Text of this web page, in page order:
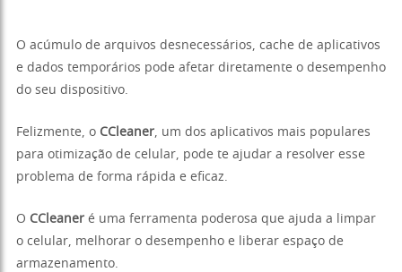
O acúmulo de arquivos desnecessários, cache de aplicativos
e dados temporários pode afetar diretamente o desempenho
do seu dispositivo.
Felizmente, o CCleaner, um dos aplicativos mais populares
para otimização de celular, pode te ajudar a resolver esse
problema de forma rápida e eficaz.
O CCleaner é uma ferramenta poderosa que ajuda a limpar
o celular, melhorar o desempenho e liberar espaço de
armazenamento.